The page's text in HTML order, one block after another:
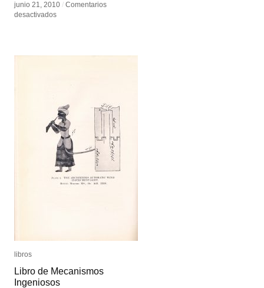
junio 21, 2010 / Comentarios
desactivadosen
junio 21, 2010 / Comentarios
desactivadosen
libros
Libro de Mecanismos
Ingeniosos
libros
Libro de Mecanismos
Ingeniosos